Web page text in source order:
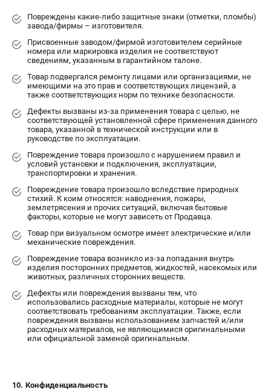
Повреждены какие-либо защитные знаки (отметки, пломбы)
завода/фирмы – изготовителя.
Присвоенные заводом/фирмой изготовителем серийные
номера или маркировка изделия не соответствуют
сведениям, указанным в гарантийном талоне.
Товар подвергался ремонту лицами или организациями, не
имеющими на это прав и соответствующих лицензий, а
также соответствующих норм по технике безопасности.
Дефекты вызваны из-за применения товара с целью, не
соответствующей установленной сфере применения данного
товара, указанной в технической инструкции или в
руководстве по эксплуатации.
Повреждение товара произошло с нарушением правил и
условий установки и подключения, эксплуатации,
транспортировки и хранения.
Повреждение товара произошло вследствие природных
стихий. К коим относятся: наводнения, пожары,
землетрясения и прочих ситуаций, включая бытовые
факторы, которые не могут зависеть от Продавца.
Товар при визуальном осмотре имеет электрические и/или
механические повреждения.
Повреждение товара возникло из-за попадания внутрь
изделия посторонних предметов, жидкостей, насекомых или
животных, различных сторонних веществ.
Дефекты или повреждения вызваны тем, что
использовались расходные материалы, которые не могут
соответствовать требованиям эксплуатации. Также, если
повреждения вызваны использованием запчастей и/или
расходных материалов, не являющимися оригинальными
или официальной заменой оригинальным.
10. Конфиденциальность